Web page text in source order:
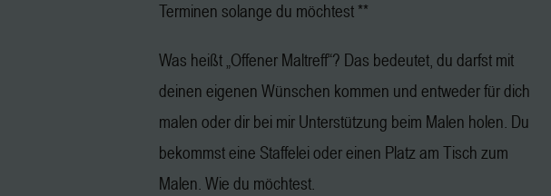
Terminen solange du möchtest **
Was heißt „Offener Maltreff“? Das bedeutet, du darfst mit
deinen eigenen Wünschen kommen und entweder für dich
malen oder dir bei mir Unterstützung beim Malen holen. Du
bekommst eine Staffelei oder einen Platz am Tisch zum
Malen. Wie du möchtest.